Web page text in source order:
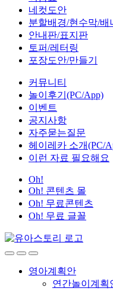
네컷도안
분할배경/현수막/배
안내판/표지판
토퍼/레터링
포장도안/만들기
커뮤니티
놀이후기(PC/App)
이벤트
공지사항
자주묻는질문
헤이레카 소개(PC/
이런 자료 필요해요
Oh!
Oh! 콘텐츠 몰
Oh! 무료콘텐츠
Oh! 무료 글꼴
영아계획안
연간놀이계획